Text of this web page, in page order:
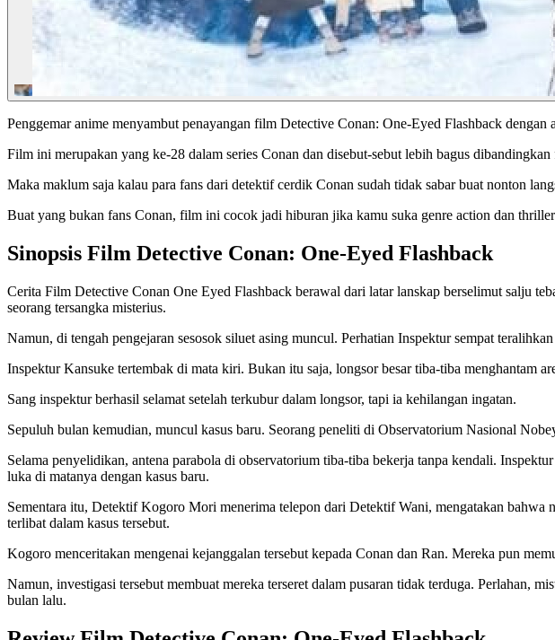
Penggemar anime menyambut penayangan film Detective Conan: One-Eyed Flashback dengan
Film ini merupakan yang ke-28 dalam series Conan dan disebut-sebut lebih bagus
Maka maklum saja kalau para fans dari detektif cerdik Conan sudah tidak sabar buat nonton
Buat yang bukan fans Conan, film ini cocok jadi hiburan jika kamu suka genre action dan
Sinopsis Film Detective Conan: One-Eyed Flashback
Cerita Film Detective Conan One Eyed Flashback berawal dari latar lanskap berselimut salju
seorang tersangka misterius.
Namun, di tengah pengejaran sesosok siluet asing muncul. Perhatian Inspektur sempat
Inspektur Kansuke tertembak di mata kiri. Bukan itu saja, longsor besar tiba-tiba menghantam
Sang inspektur berhasil selamat setelah terkubur dalam longsor, tapi ia kehilangan ingatan.
Sepuluh bulan kemudian, muncul kasus baru. Seorang peneliti di Observatorium Nasional
Selama penyelidikan, antena parabola di observatorium tiba-tiba bekerja tanpa kendali.
luka di matanya dengan kasus baru.
Sementara itu, Detektif Kogoro Mori menerima telepon dari Detektif Wani, mengatakan
terlibat dalam kasus tersebut.
Kogoro menceritakan mengenai kejanggalan tersebut kepada Conan dan Ran. Mereka pun
Namun, investigasi tersebut membuat mereka terseret dalam pusaran tidak terduga. Perlahan,
bulan lalu.